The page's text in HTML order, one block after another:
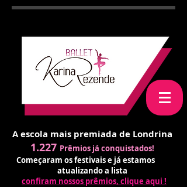
A escola mais premiada de Londrina
1.227 Prêmios já conquistados!
Começaram os festivais e já estamos
atualizando a lista
confiram nossos prêmios, clique aqui !